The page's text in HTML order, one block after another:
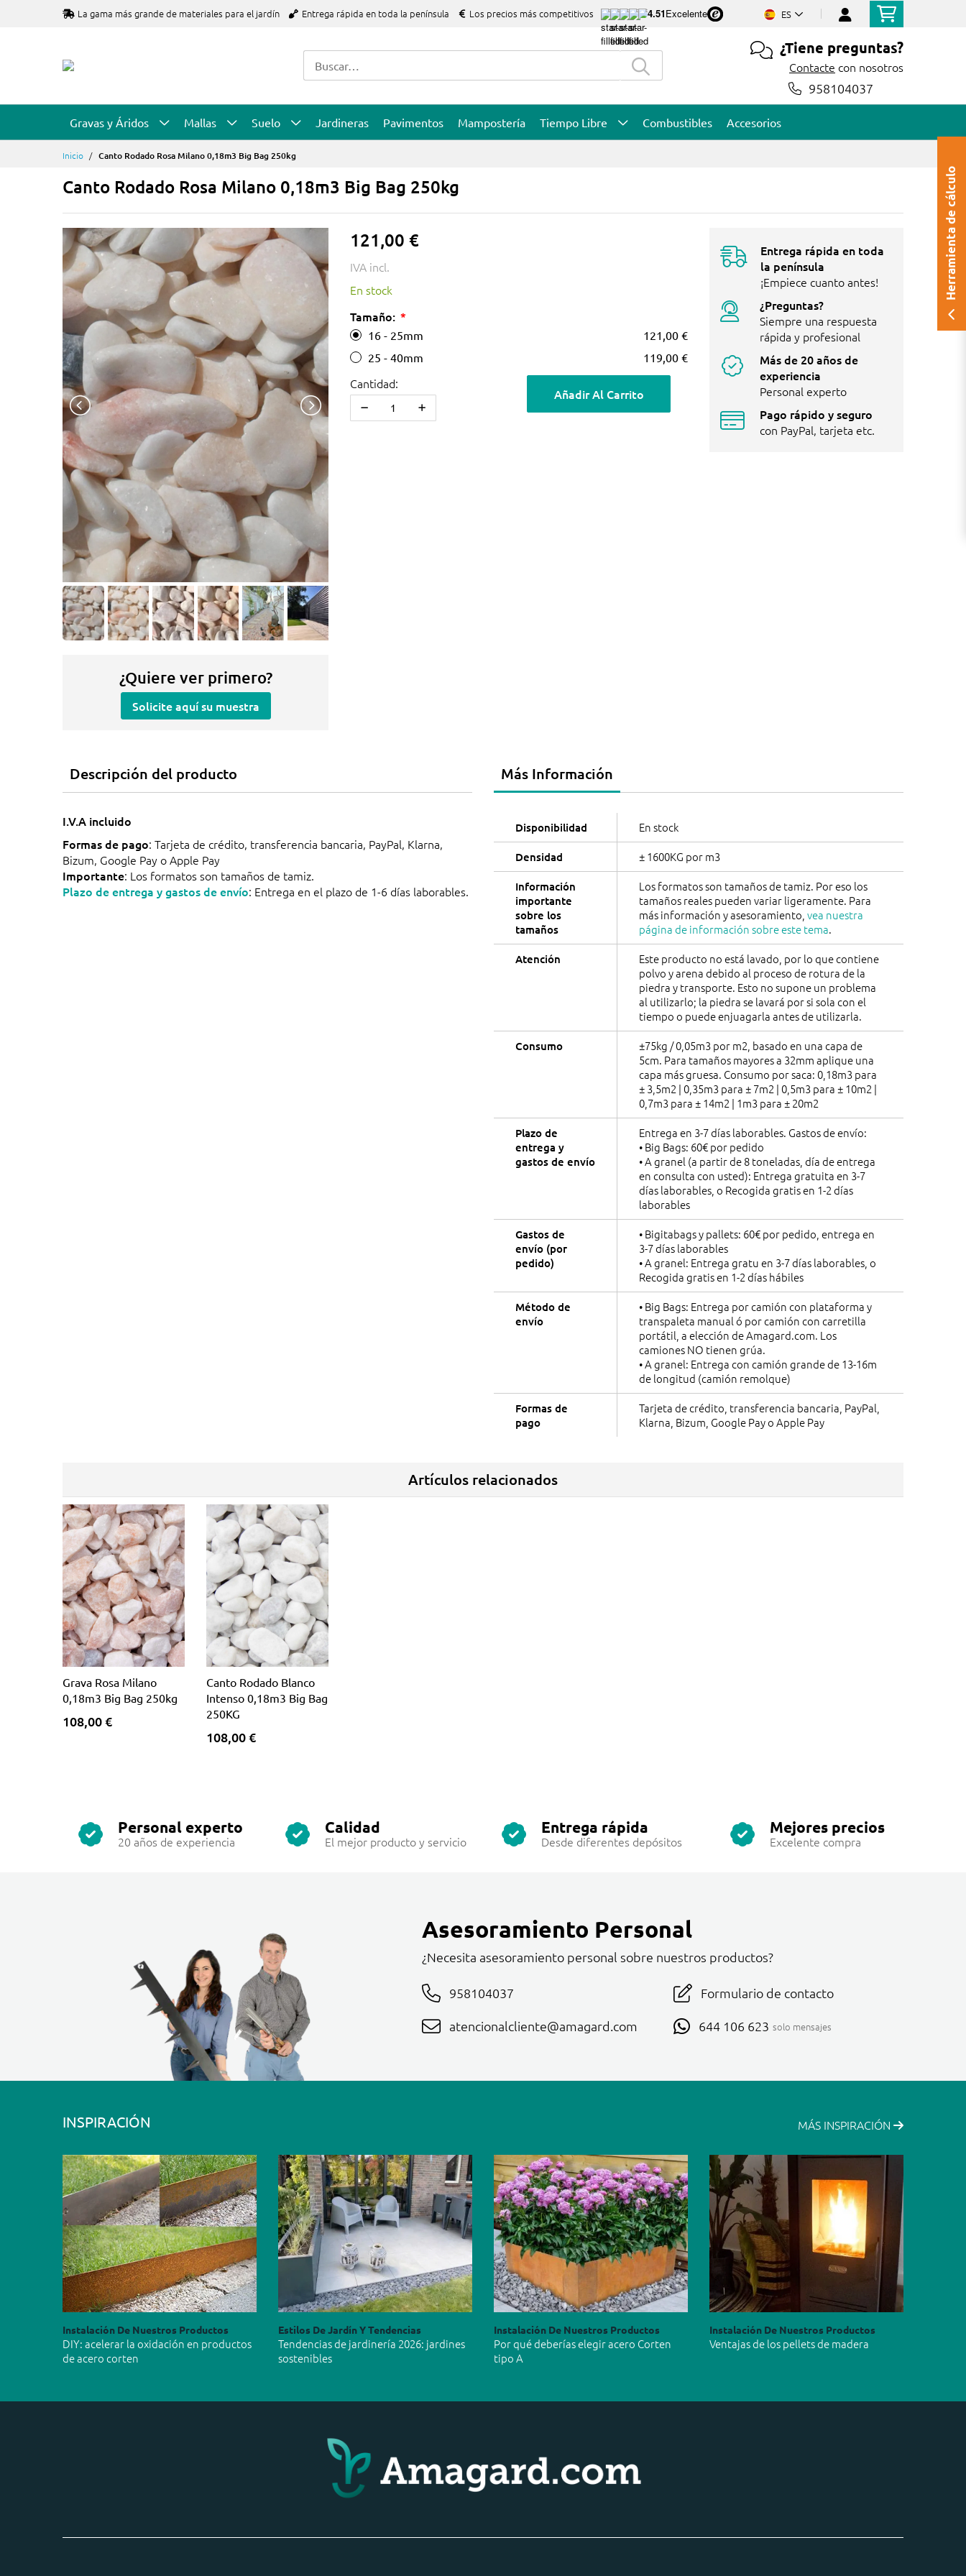
La gama más grande de materiales para el jardín Entrega rápida en toda la península Los precios más competitivos 4.51Excelente ES
¿Tiene preguntas?
Contacte con nosotros
958104037
Gravas y Áridos Mallas Suelo Jardineras Pavimentos Mampostería Tiempo Libre Combustibles Accesorios
Inicio Canto Rodado Rosa Milano 0,18m3 Big Bag 250kg
Canto Rodado Rosa Milano 0,18m3 Big Bag 250kg
¿Quiere ver primero?
Solicite aquí su muestra
121,00 €
IVA incl.
En stock
Tamaño:
16 - 25mm
121,00 €
25 - 40mm
119,00 €
Cantidad:
Añadir Al Carrito
Entrega rápida en toda
la península
¡Empiece cuanto antes!
¿Preguntas?
Siempre una respuesta
rápida y profesional
Más de 20 años de
experiencia
Personal experto
Pago rápido y seguro
con PayPal, tarjeta etc.
Descripción del producto
I.V.A incluido
Formas de pago: Tarjeta de crédito, transferencia bancaria, PayPal, Klarna,
Bizum, Google Pay o Apple Pay
Importante: Los formatos son tamaños de tamiz.
Plazo de entrega y gastos de envío: Entrega en el plazo de 1-6 días laborables.
Más Información
Disponibilidad En stock
Densidad ± 1600KG por m3
Información
importante
sobre los
tamaños
Los formatos son tamaños de tamiz. Por eso los
tamaños reales pueden variar ligeramente. Para
más información y asesoramiento,vea nuestra
página de información sobre este tema.
Atención
Este producto no está lavado, por lo que contiene
polvo y arena debido al proceso de rotura de la
piedra y transporte. Esto no supone un problema
al utilizarlo; la piedra se lavará por si sola con el
tiempo o puede enjuagarla antes de utilizarla.
Consumo
±75kg / 0,05m3 por m2, basado en una capa de
5cm. Para tamaños mayores a 32mm aplique una
capa más gruesa. Consumo por saca: 0,18m3 para
± 3,5m2 | 0,35m3 para ± 7m2 | 0,5m3 para ± 10m2 |
0,7m3 para ± 14m2 | 1m3 para ± 20m2
Plazo de
entrega y
gastos de envío
Entrega en 3-7 días laborables. Gastos de envío:
• Big Bags: 60€ por pedido
• A granel (a partir de 8 toneladas, día de entrega
en consulta con usted): Entrega gratuita en 3-7
días laborables, o Recogida gratis en 1-2 días
laborables
Gastos de
envío (por
pedido)
• Bigitabags y pallets: 60€ por pedido, entrega en
3-7 días laborables
• A granel: Entrega gratu en 3-7 días laborables, o
Recogida gratis en 1-2 días hábiles
Método de
envío
• Big Bags: Entrega por camión con plataforma y
transpaleta manual ó por camión con carretilla
portátil, a elección de Amagard.com. Los
camiones NO tienen grúa.
• A granel: Entrega con camión grande de 13-16m
de longitud (camión remolque)
Formas de
pago
Tarjeta de crédito, transferencia bancaria, PayPal,
Klarna, Bizum, Google Pay o Apple Pay
Artículos relacionados
Grava Rosa Milano
0,18m3 Big Bag 250kg
108,00 €
Canto Rodado Blanco
Intenso 0,18m3 Big Bag
250KG
108,00 €
Personal experto
20 años de experiencia
Calidad
El mejor producto y servicio
Entrega rápida
Desde diferentes depósitos
Mejores precios
Excelente compra
Asesoramiento Personal
¿Necesita asesoramiento personal sobre nuestros productos?
958104037
atencionalcliente@amagard.com
Formulario de contacto
644 106 623 solo mensajes
INSPIRACIÓN MÁS INSPIRACIÓN
Instalación De Nuestros Productos
DIY: acelerar la oxidación en productos
de acero corten
Estilos De Jardín Y Tendencias
Tendencias de jardinería 2026: jardines
sostenibles
Instalación De Nuestros Productos
Por qué deberías elegir acero Corten
tipo A
Instalación De Nuestros Productos
Ventajas de los pellets de madera
Herramienta de cálculo